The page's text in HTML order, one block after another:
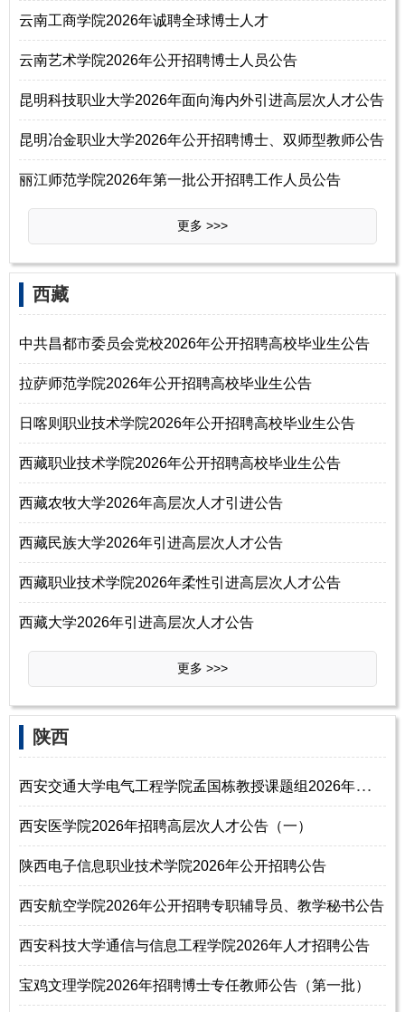
云南工商学院2026年诚聘全球博士人才
云南艺术学院2026年公开招聘博士人员公告
昆明科技职业大学2026年面向海内外引进高层次人才公告
昆明冶金职业大学2026年公开招聘博士、双师型教师公告
丽江师范学院2026年第一批公开招聘工作人员公告
更多 >>>
西藏
中共昌都市委员会党校2026年公开招聘高校毕业生公告
拉萨师范学院2026年公开招聘高校毕业生公告
日喀则职业技术学院2026年公开招聘高校毕业生公告
西藏职业技术学院2026年公开招聘高校毕业生公告
西藏农牧大学2026年高层次人才引进公告
西藏民族大学2026年引进高层次人才公告
西藏职业技术学院2026年柔性引进高层次人才公告
西藏大学2026年引进高层次人才公告
更多 >>>
陕西
西
安交通大学电气工程学院孟国栋教授课题组2026年诚邀优秀青年人才加盟
西安医学院2026年招聘高层次人才公告（一）
陕西电子信息职业技术学院2026年公开招聘公告
西安航空学院2026年公开招聘专职辅导员、教学秘书公告
西安科技大学通信与信息工程学院2026年人才招聘公告
宝鸡文理学院2026年招聘博士专任教师公告（第一批）